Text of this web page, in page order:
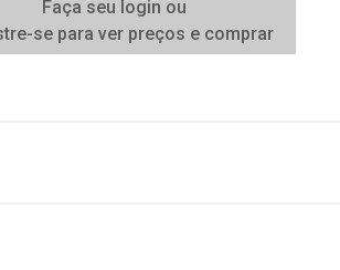
Faça seu login ou
se para ver preços e comprar